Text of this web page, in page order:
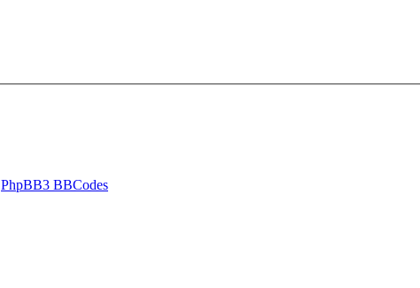
PhpBB3 BBCodes